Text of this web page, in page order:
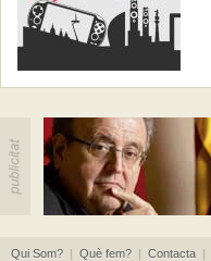
Qui Som? | Què fem? | Contacta |